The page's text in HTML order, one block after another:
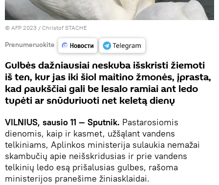
© AFP 2023 / Christof STACHE
Prenumeruokite
Gulbės dažniausiai neskuba išskristi žiemoti
iš ten, kur jas iki šiol maitino žmonės, įprasta,
kad paukščiai gali be lesalo ramiai ant ledo
tupėti ar snūduriuoti net keletą dienų
VILNIUS, sausio 11 — Sputnik. Pastarosiomis
dienomis, kaip ir kasmet, užšąlant vandens
telkiniams, Aplinkos ministerija sulaukia nemažai
skambučių apie neišskridusias ir prie vandens
telkinių ledo esą prišalusias gulbes, rašoma
ministerijos pranešime žiniasklaidai.